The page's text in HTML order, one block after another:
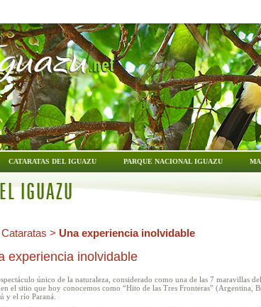
CATARATAS DEL IGUAZU PARQUE NACIONAL IGUAZU
IGUAZU
> Una experiencia inolvidable
experiencia inolvidable
único de la naturaleza, considerado como una de las 7 maravillas
en el sitio que hoy conocemos como “Hito de las Tres Fronteras” (Argentina,
y el río Paraná.